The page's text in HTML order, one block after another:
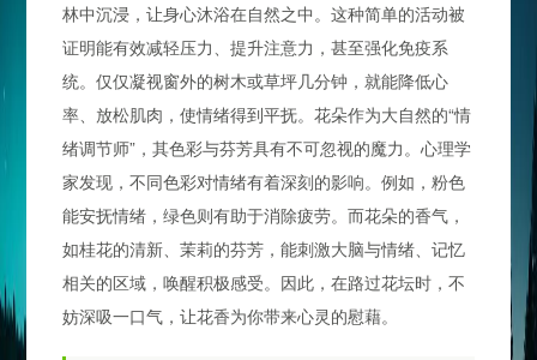
林中沉浸，让身心沐浴在自然之中。这种简单的活动被
证明能有效减轻压力、提升注意力，甚至强化免疫系
统。仅仅凝视窗外的树木或草坪几分钟，就能降低心
率、放松肌肉，使情绪得到平抚。花朵作为大自然的“情
绪调节师”，其色彩与芬芳具有不可忽视的魔力。心理学
家发现，不同色彩对情绪有着深刻的影响。例如，粉色
能安抚情绪，绿色则有助于消除疲劳。而花朵的香气，
如桂花的清新、茉莉的芬芳，能刺激大脑与情绪、记忆
相关的区域，唤醒积极感受。因此，在路过花坛时，不
妨深吸一口气，让花香为你带来心灵的慰藉。